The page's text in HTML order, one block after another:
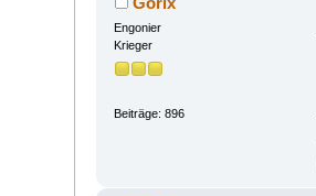
Engonier
Krieger
Beiträge: 896